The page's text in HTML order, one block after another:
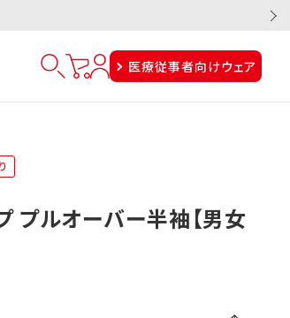
医療従事者向けウェア
プルオーバー半袖【男女